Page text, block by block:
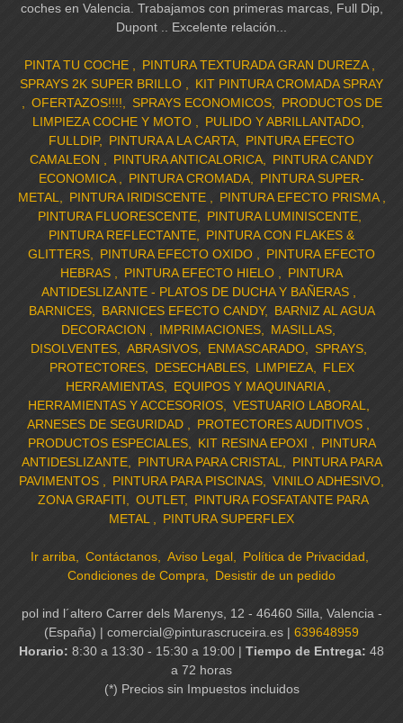
coches en Valencia. Trabajamos con primeras marcas, Full Dip,
Dupont .. Excelente relación...
PINTA TU COCHE
PINTURA TEXTURADA GRAN DUREZA
SPRAYS 2K SUPER BRILLO
KIT PINTURA CROMADA SPRAY
OFERTAZOS!!!!
SPRAYS ECONOMICOS
PRODUCTOS DE
LIMPIEZA COCHE Y MOTO
PULIDO Y ABRILLANTADO
FULLDIP
PINTURA A LA CARTA
PINTURA EFECTO
CAMALEON
PINTURA ANTICALORICA
PINTURA CANDY
ECONOMICA
PINTURA CROMADA
PINTURA SUPER-
METAL
PINTURA IRIDISCENTE
PINTURA EFECTO PRISMA
PINTURA FLUORESCENTE
PINTURA LUMINISCENTE
PINTURA REFLECTANTE
PINTURA CON FLAKES &
GLITTERS
PINTURA EFECTO OXIDO
PINTURA EFECTO
HEBRAS
PINTURA EFECTO HIELO
PINTURA
ANTIDESLIZANTE - PLATOS DE DUCHA Y BAÑERAS
BARNICES
BARNICES EFECTO CANDY
BARNIZ AL AGUA
DECORACION
IMPRIMACIONES
MASILLAS
DISOLVENTES
ABRASIVOS ENMASCARADO
SPRAYS
PROTECTORES
DESECHABLES LIMPIEZA
FLEX
HERRAMIENTAS
EQUIPOS Y MAQUINARIA
HERRAMIENTAS Y ACCESORIOS
VESTUARIO LABORAL
ARNESES DE SEGURIDAD
PROTECTORES AUDITIVOS
PRODUCTOS ESPECIALES
KIT RESINA EPOXI
PINTURA
ANTIDESLIZANTE
PINTURA PARA CRISTAL
PINTURA PARA
PAVIMENTOS
PINTURA PARA PISCINAS
VINILO ADHESIVO
ZONA GRAFITI
OUTLET
PINTURA FOSFATANTE PARA
METAL
PINTURA SUPERFLEX
Ir arriba Contáctanos Aviso Legal
Política de Privacidad
Condiciones de Compra
Desistir de un pedido
pol ind l´altero Carrer dels Marenys, 12 - 46460 Silla, Valencia -
(España) | comercial@pinturascruceira.es | 639648959
Horario: 8:30 a 13:30 - 15:30 a 19:00 | Tiempo de Entrega: 48
a 72 horas
(*) Precios sin Impuestos incluidos